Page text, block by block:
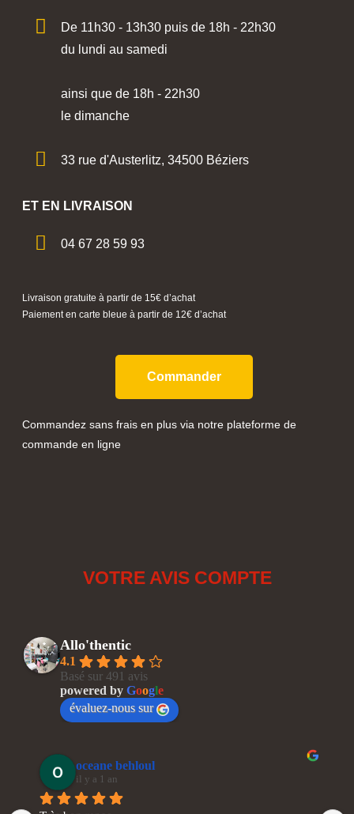
De 11h30 - 13h30 puis de 18h - 22h30
du lundi au samedi
ainsi que de 18h - 22h30
le dimanche
33 rue d'Austerlitz, 34500 Béziers
ET EN LIVRAISON
04 67 28 59 93
Livraison gratuite à partir de 15€ d’achat
Paiement en carte bleue à partir de 12€ d’achat
Commander
Commandez sans frais en plus via notre plateforme de
commande en ligne
VOTRE AVIS COMPTE
Allo'thentic
4.1
Basé sur 491 avis
powered by Google
évaluez-nous sur
oceane behloul
il y a 1 an